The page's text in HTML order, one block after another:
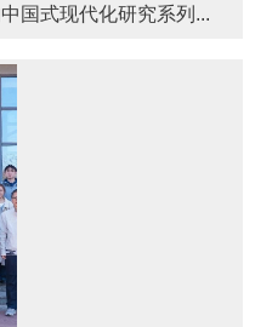
国式现代化研究系列...